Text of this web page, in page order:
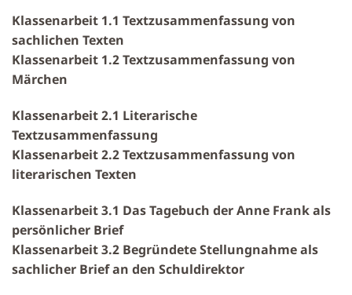
Klassenarbeit 1.1 Textzusammenfassung von
sachlichen Texten
Klassenarbeit 1.2 Textzusammenfassung von
Märchen
Klassenarbeit 2.1 Literarische
Textzusammenfassung
Klassenarbeit 2.2 Textzusammenfassung von
literarischen Texten
Klassenarbeit 3.1 Das Tagebuch der Anne Frank als
persönlicher Brief
Klassenarbeit 3.2 Begründete Stellungnahme als
sachlicher Brief an den Schuldirektor